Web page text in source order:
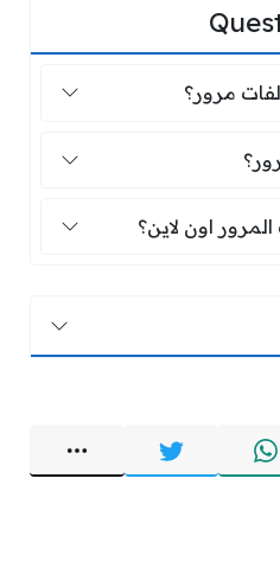
مخالفات مرور؟
مرور؟
المرور؟
المرور اون لاين؟
اون لاين؟